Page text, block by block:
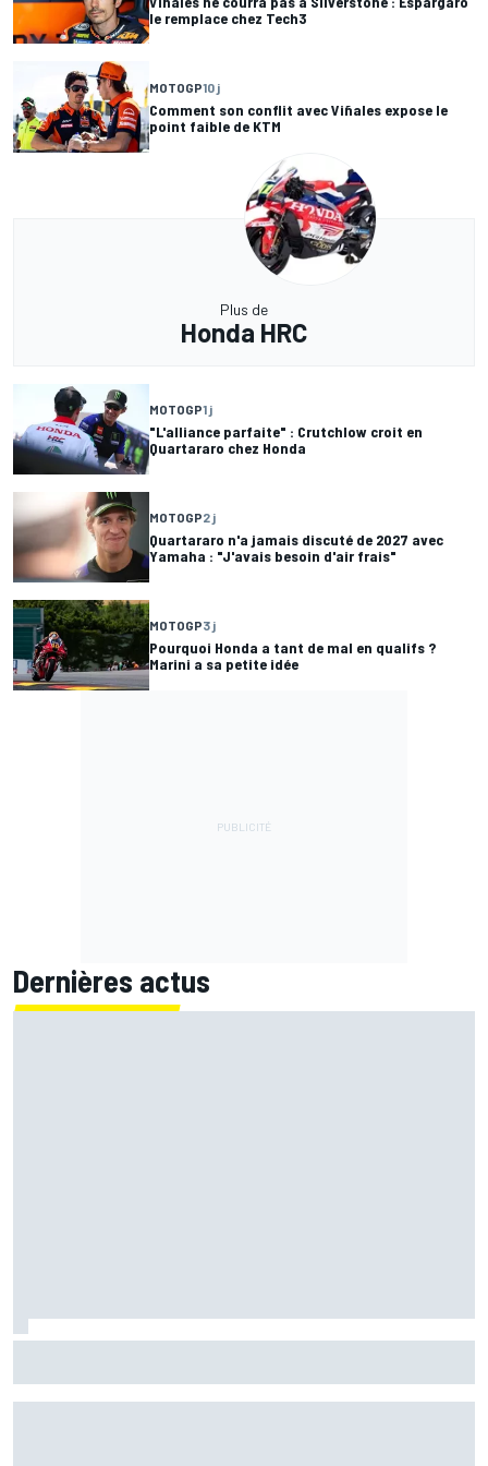
le remplace chez Tech3
MOTOGP10 j
Comment son conflit avec Viñales expose le
point faible de KTM
Plus de
Honda HRC
MOTOGP1 j
"L'alliance parfaite" : Crutchlow croit en
Quartararo chez Honda
MOTOGP2 j
Quartararo n'a jamais discuté de 2027 avec
Yamaha : "J'avais besoin d'air frais"
MOTOGP3 j
Pourquoi Honda a tant de mal en qualifs ?
Marini a sa petite idée
Dernières actus